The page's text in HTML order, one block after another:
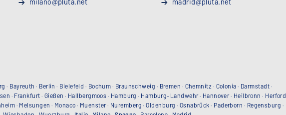
· Bayreuth · Berlin · Bielefeld · Bochum · Braunschweig · Bremen · Chemnitz · Colonia · Darmstadt ·
· Frankfurt · Gießen · Hallbergmoos · Hamburg · Hamburg-Landwehr· Hannover· Heilbronn · Herford
· Melsungen · Monaco · Muenster· Nuremberg ·Oldenburg · Osnabrück · Paderborn · Regensburg ·